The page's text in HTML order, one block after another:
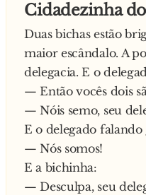
Cidadezinha
Duas bichas estão
maior escândalo. A
delegacia. E o
— Então vocês dois
— Nóis semo, seu
E o delegado falando
— Nós somos!
E a bichinha:
— Desculpa, seu